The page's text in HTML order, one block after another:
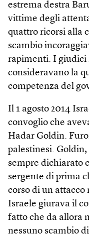
estrema destra
vittime degli
quattro ricorsi alla
scambio
rapimenti. I giudici
consideravano la
competenza del
Il 1 agosto 2014
convoglio che
Hadar Goldin.
palestinesi.
sempre dichiarato
sergente di prima
corso di un attacco
Israele giurava il
fatto che da allora
nessuno scambio